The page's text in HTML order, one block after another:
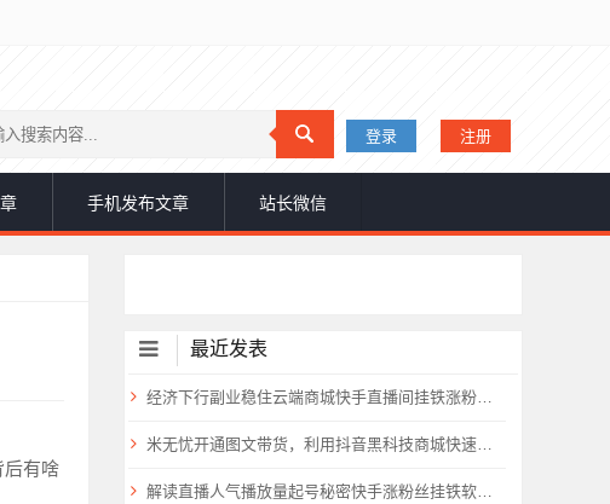
登录 注册
手机发布文章 站长微信
后有啥
最近发表
经济下行副业稳住云端商城快手直播间挂铁涨粉丝抖音黑科技实操
米无忧开通图文带货，利用抖音黑科技商城快速涨粉1000+，单日变现2W！
解读直播人气播放量起号秘密快手涨粉丝挂铁软件抖音黑科技云端商城免费送